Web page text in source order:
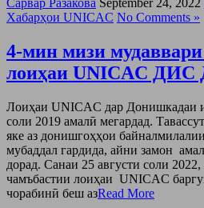
Хабарҳои UNICAC No Comments »
4-мин мизи
лоиҳаи UNICAC
Лоиҳаи UNICAC дар Донишкадаи
соли 2019 амалӣ мегардад.
яке аз донишгоҳҳои
мубаддал гардида, айни замон
дорад. Санаи 25 августи соли
чамъбастии лоиҳаи UNICAC
чорабинӣ беш азRead More